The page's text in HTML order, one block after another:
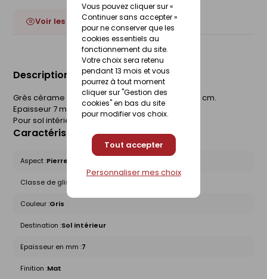
Vous pouvez cliquer sur «
Continuer sans accepter »
pour ne conserver que les
cookies essentiels au
fonctionnement du site.
Votre choix sera retenu
pendant 13 mois et vous
pourrez à tout moment
cliquer sur "Gestion des
cookies" en bas du site
pour modifier vos choix.
Tout accepter
Personnaliser mes choix
Voir les 3 déclinaisons
Description du produit
Grès cérame émaillé. QB U2S P3 E3 C2. l.33 x L.33 cm.
Epaisseur 7 mm. Boîte de 1 m².
Pour sol intérieur.
Caractéristiques du produit
Aspect :Pierre
Classe de glissance (R) :
Couleur :Gris
Destination :Sol intérieur
Epaisseur en mm :7
Finition :Mat